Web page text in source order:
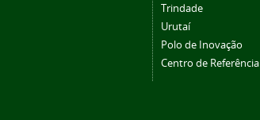
Trindade
Urutaí
Polo de Inovação
Centro de Referência